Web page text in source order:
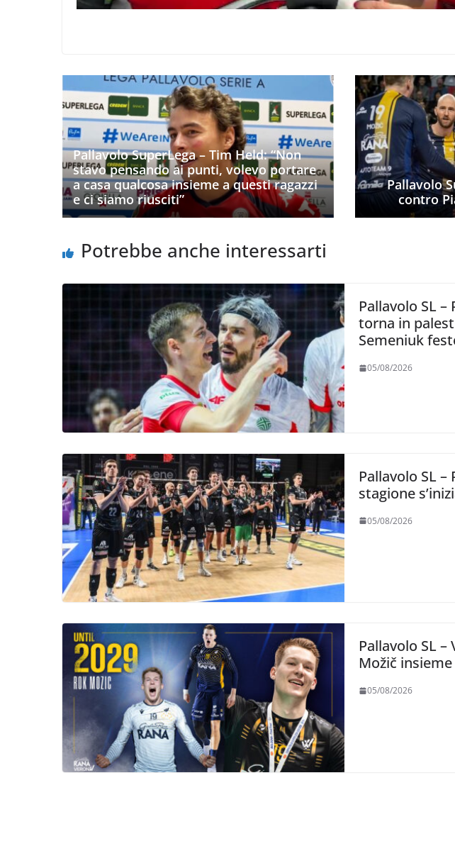
Pallavolo SuperLega – Tim Held: “Non
stavo pensando ai punti, volevo portare
a casa qualcosa insieme a questi ragazzi
e ci siamo riusciti”
Pallavolo
contro
Potrebbe anche interessarti
Pallavolo SL
torna in
Semeniuk
05/08/2026
Pallavolo SL –
stagione
05/08/2026
Pallavolo SL –
Možič
05/08/2026